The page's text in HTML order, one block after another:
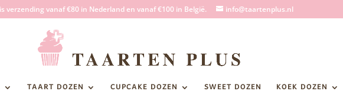
verzending vanaf €80 in Nederland en vanaf €100 in België. info@taartenplus.nl
TAART DOZEN CUPCAKE DOZEN SWEET DOZEN KOEK DOZEN